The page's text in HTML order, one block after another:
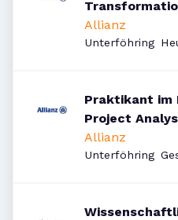
Allianz
Unterföhring
Praktikant im
Project
Allianz
Unterföhring